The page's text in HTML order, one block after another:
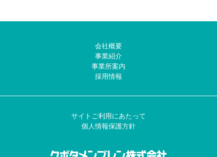
会社概要
事業紹介
事業所案内
採用情報
サイトご利用にあたって
個人情報保護方針